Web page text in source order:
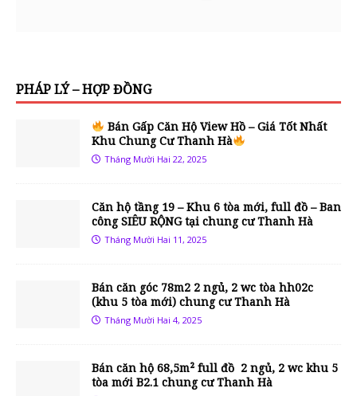
PHÁP LÝ – HỢP ĐỒNG
Bán Gấp Căn Hộ View Hồ – Giá Tốt Nhất
Khu Chung Cư Thanh Hà
Tháng Mười Hai 22, 2025
Căn hộ tầng 19 – Khu 6 tòa mới, full đồ – Ban
công SIÊU RỘNG tại chung cư Thanh Hà
Tháng Mười Hai 11, 2025
Bán căn góc 78m2 2 ngủ, 2 wc tòa hh02c
(khu 5 tòa mới) chung cư Thanh Hà
Tháng Mười Hai 4, 2025
Bán căn hộ 68,5m² full đồ 2 ngủ, 2 wc khu 5
tòa mới B2.1 chung cư Thanh Hà